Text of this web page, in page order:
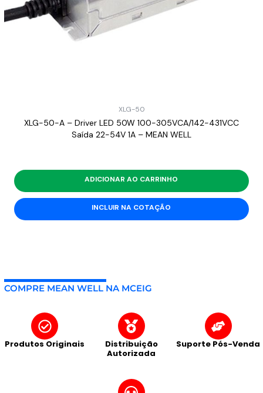
XLG-50
XLG-50-A – Driver LED 50W 100-305VCA/142-431VCC
Saída 22-54V 1A – MEAN WELL
ADICIONAR AO CARRINHO
INCLUIR NA COTAÇÃO
COMPRE MEAN WELL NA MCEIG
Produtos Originais
Distribuição
Autorizada
Suporte Pós-Venda